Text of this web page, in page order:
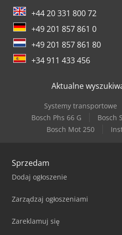
+44 20 331 800 72
+49 201 857 861 0
+49 201 857 861 80
+34 911 433 456
Aktualne
Systemy transportowe
Bosch Phs 66 G
Bosch
Bosch Mot 250
Sprzedam
Dodaj ogłoszenie
Zarządzaj ogłoszeniami
Zareklamuj się